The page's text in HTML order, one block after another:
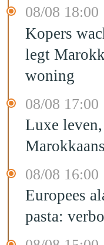
08/08 18:00
Kopers
legt
woning
08/08 17:00
Luxe
08/08 16:00
Europees
pasta: